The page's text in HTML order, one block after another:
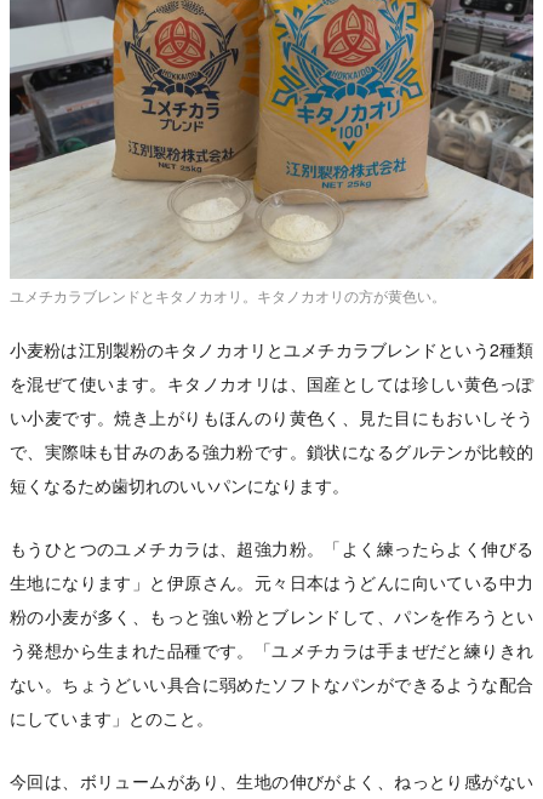
ユメチカラブレンドとキタノカオリ。キタノカオリの方が黄色い。
小麦粉は江別製粉のキタノカオリとユメチカラブレンドという2種類
を混ぜて使います。キタノカオリは、国産としては珍しい黄色っぽ
い小麦です。焼き上がりもほんのり黄色く、見た目にもおいしそう
で、実際味も甘みのある強力粉です。鎖状になるグルテンが比較的
短くなるため歯切れのいいパンになります。
もうひとつのユメチカラは、超強力粉。「よく練ったらよく伸びる
生地になります」と伊原さん。元々日本はうどんに向いている中力
粉の小麦が多く、もっと強い粉とブレンドして、パンを作ろうとい
う発想から生まれた品種です。「ユメチカラは手まぜだと練りきれ
ない。ちょうどいい具合に弱めたソフトなパンができるような配合
にしています」とのこと。
今回は、ボリュームがあり、生地の伸びがよく、ねっとり感がない